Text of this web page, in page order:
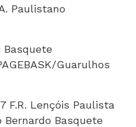
Paulistano
Basquete
Guarulhos
F.R. Lençóis Paulista
Bernardo Basquete